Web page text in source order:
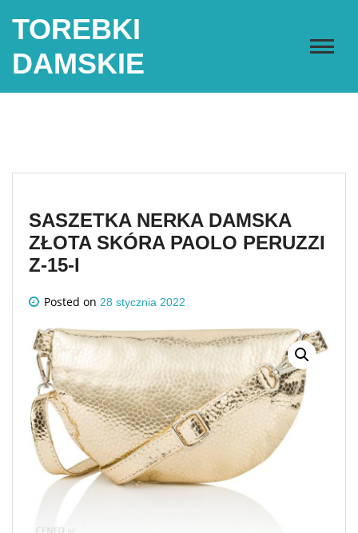
TOREBKI
DAMSKIE
SASZETKA NERKA DAMSKA
ZŁOTA SKÓRA PAOLO PERUZZI
Z-15-I
Posted on 28 stycznia 2022